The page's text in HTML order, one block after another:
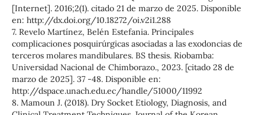
[Internet]. 2016;2(1). citado 21 de marzo de 2025. Disponible
en: http://dx.doi.org/10.18272/oi.v2i1.288
7. Revelo Martínez, Belén Estefania. Principales
complicaciones posquirúrgicas asociadas a las exodoncias de
terceros molares mandibulares. BS thesis. Riobamba:
Universidad Nacional de Chimborazo., 2023. [citado 28 de
marzo de 2025]. 37 -48. Disponible en:
http://dspace.unach.edu.ec/handle/51000/11992
8. Mamoun J. (2018). Dry Socket Etiology, Diagnosis, and